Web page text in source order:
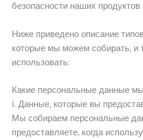
безопасности наших продуктов
Ниже приведено описание
которые мы можем собирать, и
использовать:
Какие персональные данные
ⅰ. Данные, которые вы
Мы собираем персональные
предоставляете, когда